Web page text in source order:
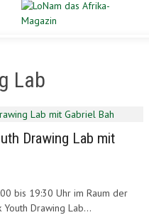
Lab
Drawing Lab mit
bis 19:30 Uhr im Raum der
Drawing Lab...